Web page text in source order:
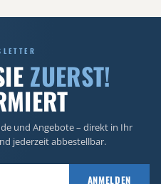
ZUERST!
und Angebote – direkt in Ihr
jederzeit abbestellbar.
ANMELDEN